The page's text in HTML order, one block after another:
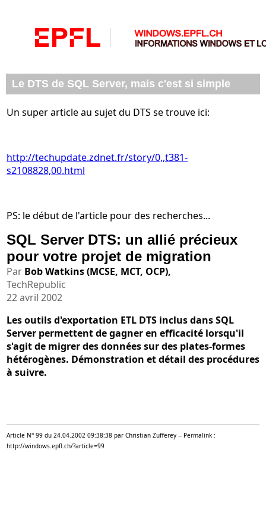
Le DTS de SQL Server, mais c'est si simple
Un super article au sujet du DTS se trouve ici:
http://techupdate.zdnet.fr/story/0,,t381-
s2108828,00.html
PS: le début de l'article pour des recherches...
SQL Server DTS: un allié précieux
pour votre projet de migration
Par Bob Watkins (MCSE, MCT, OCP),
TechRepublic
22 avril 2002
Les outils d'exportation ETL DTS inclus dans SQL
Server permettent de gagner en efficacité lorsqu'il
s'agit de migrer des données sur des plates-formes
hétérogènes. Démonstration et détail des procédures
à suivre.
Article N° 99 du 24.04.2002 09:38:38 par Christian Zufferey -- Permalink :
http://windows.epfl.ch/?article=99